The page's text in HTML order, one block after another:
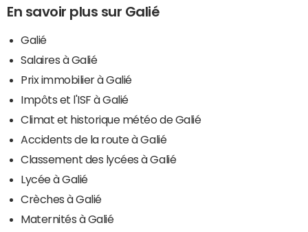
En savoir plus sur Galié
Galié
Salaires à Galié
Prix immobilier à Galié
Impôts et l'ISF à Galié
Climat et historique météo de Galié
Accidents de la route à Galié
Classement des lycées à Galié
Lycée à Galié
Crèches à Galié
Maternités à Galié